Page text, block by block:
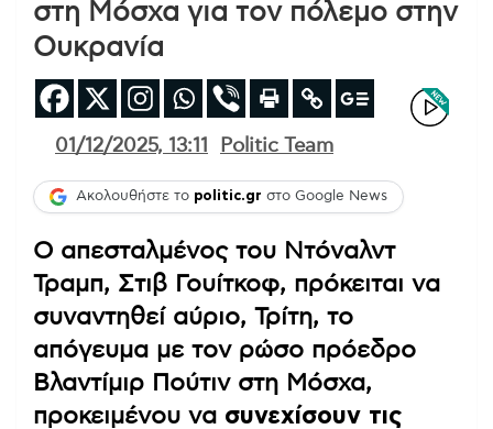
στη Μόσχα για τον πόλεμο στην
Ουκρανία
01/12/2025, 13:11 Politic Team
Ακολουθήστε το politic.gr στο Google News
Ο απεσταλμένος του Ντόναλντ
Τραμπ, Στιβ Γουίτκοφ, πρόκειται να
συναντηθεί αύριο, Τρίτη, το
απόγευμα με τον ρώσο πρόεδρο
Βλαντίμιρ Πούτιν στη Μόσχα,
προκειμένου να συνεχίσουν τις